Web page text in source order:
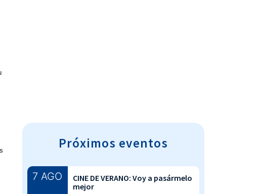
Próximos eventos
7 AGO
CINE DE VERANO: Voy a pasármelo
mejor